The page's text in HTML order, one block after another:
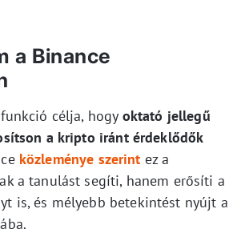
a Binance
célja, hogy oktató jellegű
a kripto iránt érdeklődők
közleménye szerint ez a
a tanulást segíti, hanem erősíti a
is, és mélyebb betekintést nyújt a